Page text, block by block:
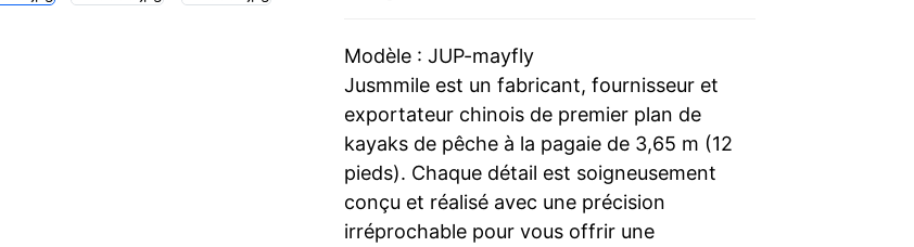
Modèle : JUP-mayfly
Jusmmile est un fabricant, fournisseur et
exportateur chinois de premier plan de
kayaks de pêche à la pagaie de 3,65 m (12
pieds). Chaque détail est soigneusement
conçu et réalisé avec une précision
irréprochable pour vous offrir une